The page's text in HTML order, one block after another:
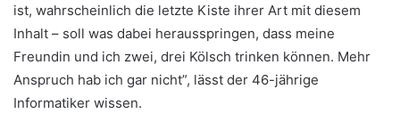
ist, wahrscheinlich die letzte Kiste ihrer Art mit diesem
Inhalt – soll was dabei herausspringen, dass meine
Freundin und ich zwei, drei Kölsch trinken können. Mehr
Anspruch hab ich gar nicht”, lässt der 46-jährige
Informatiker wissen.